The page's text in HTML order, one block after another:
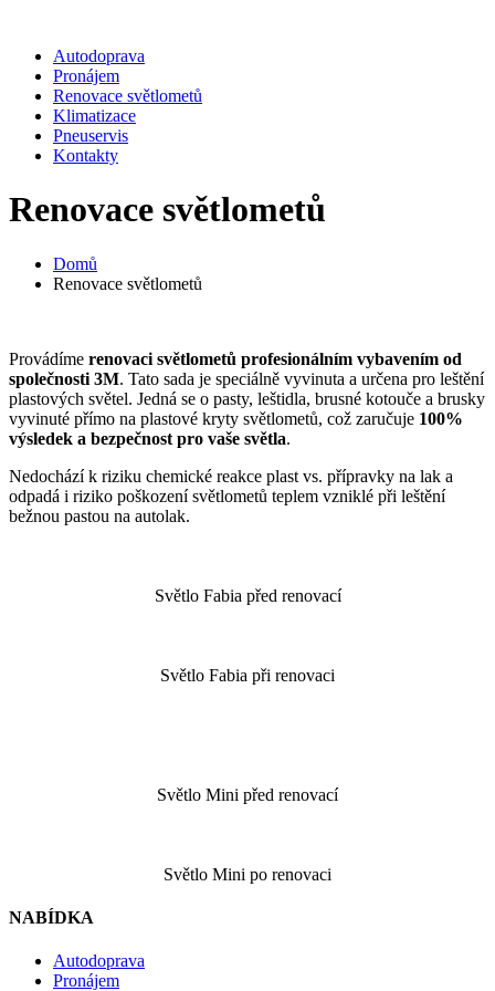
Autodoprava
Pronájem
Renovace světlometů
Klimatizace
Pneuservis
Kontakty
Renovace světlometů
Domů
Renovace světlometů
Provádíme renovaci světlometů profesionálním vybavením od
společnosti 3M. Tato sada je speciálně vyvinuta a určena pro leštění
plastových světel. Jedná se o pasty, leštidla, brusné kotouče a brusky
vyvinuté přímo na plastové kryty světlometů, což zaručuje 100%
výsledek a bezpečnost pro vaše světla.
Nedochází k riziku chemické reakce plast vs. přípravky na lak a
odpadá i riziko poškození světlometů teplem vzniklé při leštění
bežnou pastou na autolak.
Světlo Fabia před renovací
Světlo Fabia při renovaci
Světlo Mini před renovací
Světlo Mini po renovaci
NABÍDKA
Autodoprava
Pronájem